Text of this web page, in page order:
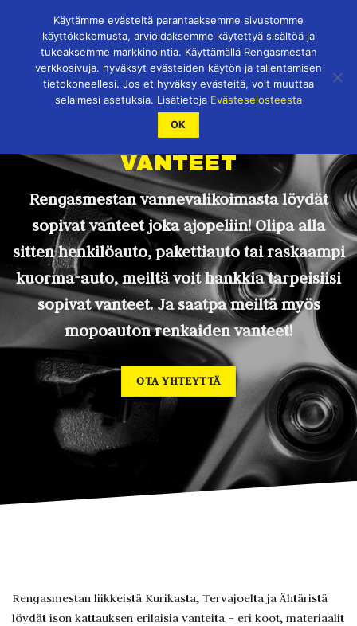
VANTEET
Rengasmestan vannevalikoimasta löydät
sopivat vanteet joka ajopeliin! Olipa alla
sitten henkilöauto, pakettiauto tai raskaampi
kuorma-auto, meiltä voit hankkia tarpeisiisi
sopivat vanteet. Ja saatpa meiltä myös
mopoauton renkaiden vanteet!
OTA YHTEYTTÄ
Rengasmestan liikkeistä Kurikasta, Tervajoelta ja Ähtäristä
löydät ison kattauksen erilaisia vanteita – eri koot, materiaalit
Käytämme evästeitä parantaaksemme sivustomme
käyttökokemusta, arvioidaksemme käytettyä sisältöä ja
tukeaksemme markkinointia. Käyttämällä Rengasmestan
verkkosivuja. hyväksyt evästeiden käytön ja tallentamisen
tietokoneellesi. Jos et hyväksy evästeitä, voit muuttaa
selaimesi asetuksia. Lisätietoja Evästeselosteesta
OK